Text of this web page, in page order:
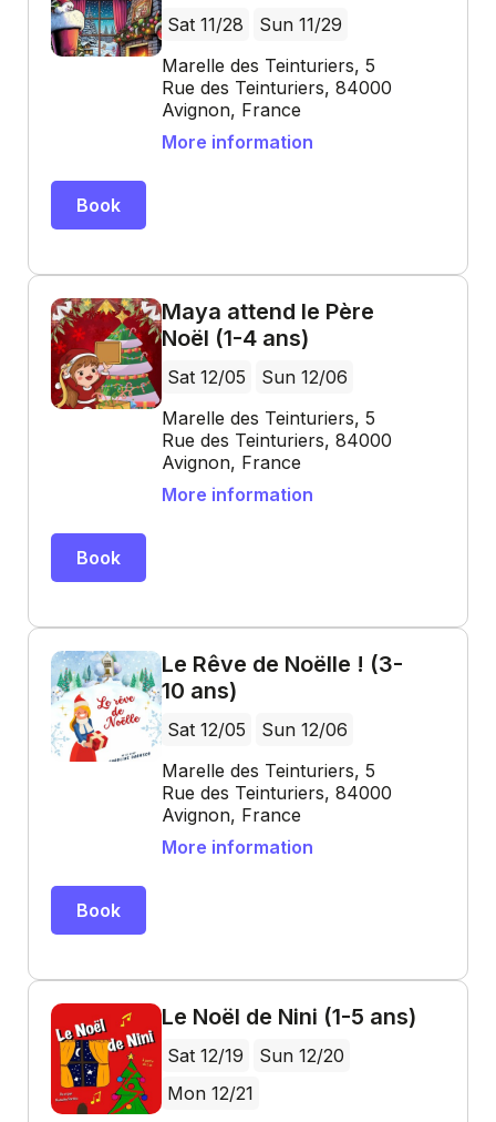
Sat 11/28
Sun 11/29
Marelle des Teinturiers, 5
Rue des Teinturiers, 84000
Avignon, France
More information
Book
Maya attend le Père
Noël (1-4 ans)
Sat 12/05
Sun 12/06
Marelle des Teinturiers, 5
Rue des Teinturiers, 84000
Avignon, France
More information
Book
Le Rêve de Noëlle ! (3-
10 ans)
Sat 12/05
Sun 12/06
Marelle des Teinturiers, 5
Rue des Teinturiers, 84000
Avignon, France
More information
Book
Le Noël de Nini (1-5 ans)
Sat 12/19
Sun 12/20
Mon 12/21